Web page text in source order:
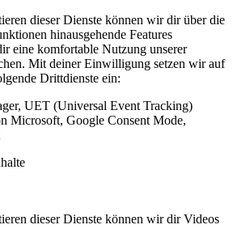
dieser Dienste können wir dir über die
hinausgehende Features
eine komfortable Nutzung unserer
Mit deiner Einwilligung setzen wir auf
Drittdienste ein:
UET (Universal Event Tracking)
Microsoft, Google Consent Mode,
dieser Dienste können wir dir Videos